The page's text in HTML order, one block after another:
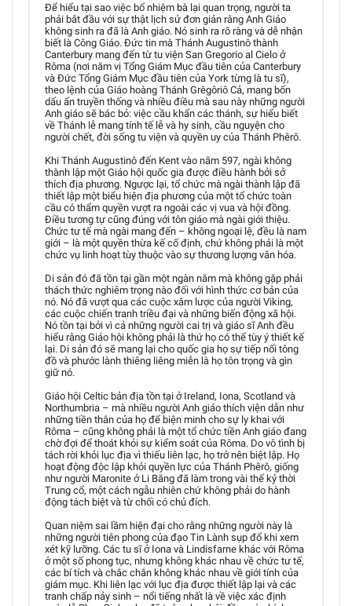
Để hiểu tại sao việc bổ nhiệm bà lại quan trọng, người ta
phải bắt đầu với sự thật lịch sử đơn giản rằng Anh Giáo
không sinh ra đã là Anh giáo. Nó sinh ra rõ ràng và dễ nhận
biết là Công Giáo. Đức tin mà Thánh Augustinô thành
Canterbury mang đến từ tu viện San Gregorio al Cielo ở
Rôma (nơi năm vị Tổng Giám Mục đầu tiên của Canterbury
và Đức Tổng Giám Mục đầu tiên của York từng là tu sĩ),
theo lệnh của Giáo hoàng Thánh Grêgôriô Cả, mang bốn
dấu ấn truyền thống và nhiều điều mà sau này những người
Anh giáo sẽ bác bỏ: việc cầu khẩn các thánh, sự hiểu biết
về Thánh lễ mang tính tế lễ và hy sinh, cầu nguyện cho
người chết, đời sống tu viện và quyền uy của Thánh Phêrô.
Khi Thánh Augustinô đến Kent vào năm 597, ngài không
thành lập một Giáo hội quốc gia được điều hành bởi sở
thích địa phương. Ngược lại, tổ chức mà ngài thành lập đã
thiết lập một biểu hiện địa phương của một tổ chức toàn
cầu có thẩm quyền vượt ra ngoài các vị vua và hội đồng.
Điều tương tự cũng đúng với tôn giáo mà ngài giới thiệu.
Chức tư tế mà ngài mang đến – không ngoại lệ, đều là nam
giới – là một quyền thừa kế cố định, chứ không phải là một
chức vụ linh hoạt tùy thuộc vào sự thương lượng văn hóa.
Di sản đó đã tồn tại gần một ngàn năm mà không gặp phải
thách thức nghiêm trọng nào đối với hình thức cơ bản của
nó. Nó đã vượt qua các cuộc xâm lược của người Viking,
các cuộc chiến tranh triều đại và những biến động xã hội.
Nó tồn tại bởi vì cả những người cai trị và giáo sĩ Anh đều
hiểu rằng Giáo hội không phải là thứ họ có thể tùy ý thiết kế
lại. Di sản đó sẽ mang lại cho quốc gia họ sự tiếp nối tông
đồ và phước lành thiêng liêng miễn là họ tôn trọng và gìn
giữ nó.
Giáo hội Celtic bản địa tồn tại ở Ireland, Iona, Scotland và
Northumbria – mà nhiều người Anh giáo thích viện dẫn như
những tiền thân của họ để biện minh cho sự ly khai với
Rôma – cũng không phải là một tổ chức tiền Anh giáo đang
chờ đợi để thoát khỏi sự kiểm soát của Rôma. Do vô tình bị
tách rời khỏi lục địa vì thiếu liên lạc, họ trở nên biệt lập. Họ
hoạt động độc lập khỏi quyền lực của Thánh Phêrô, giống
như người Maronite ở Li Băng đã làm trong vài thế kỷ thời
Trung cổ, một cách ngẫu nhiên chứ không phải do hành
động tách biệt và từ chối có chủ đích.
Quan niệm sai lầm hiện đại cho rằng những người này là
những người tiên phong của đạo Tin Lành sụp đổ khi xem
xét kỹ lưỡng. Các tu sĩ ở Iona và Lindisfarne khác với Rôma
ở một số phong tục, nhưng không khác nhau về chức tư tế,
các bí tích và chắc chắn không khác nhau về giới tính của
giám mục. Khi liên lạc với lục địa được thiết lập lại và các
tranh chấp nảy sinh – nổi tiếng nhất là về việc xác định